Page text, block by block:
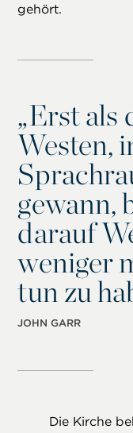
gehört.
„Erst als
Westen,
gewann,
darauf
weniger
tun zu
JOHN GARR
Die Kirche